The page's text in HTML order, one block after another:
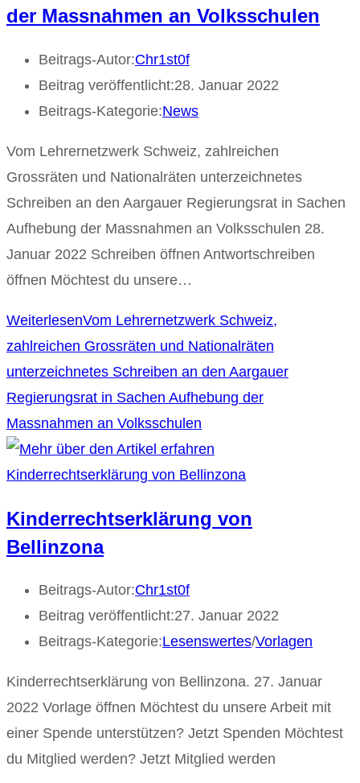
der Massnahmen an Volksschulen
Beitrags-Autor:Chr1st0f
Beitrag veröffentlicht:28. Januar 2022
Beitrags-Kategorie:News
Vom Lehrernetzwerk Schweiz, zahlreichen
Grossräten und Nationalräten unterzeichnetes
Schreiben an den Aargauer Regierungsrat in Sachen
Aufhebung der Massnahmen an Volksschulen 28.
Januar 2022 Schreiben öffnen Antwortschreiben
öffnen Möchtest du unsere…
WeiterlesenVom Lehrernetzwerk Schweiz,
zahlreichen Grossräten und Nationalräten
unterzeichnetes Schreiben an den Aargauer
Regierungsrat in Sachen Aufhebung der
Massnahmen an Volksschulen
Kinderrechtserklärung von
Bellinzona
Beitrags-Autor:Chr1st0f
Beitrag veröffentlicht:27. Januar 2022
Beitrags-Kategorie:Lesenswertes/Vorlagen
Kinderrechtserklärung von Bellinzona. 27. Januar
2022 Vorlage öffnen Möchtest du unsere Arbeit mit
einer Spende unterstützen? Jetzt Spenden Möchtest
du Mitglied werden? Jetzt Mitglied werden